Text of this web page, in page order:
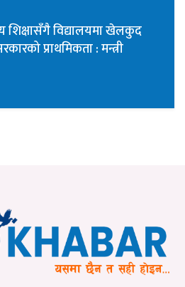
शिक्षासँगै विद्यालयमा खेलकुद
प्राथमिकता : मन्त्री